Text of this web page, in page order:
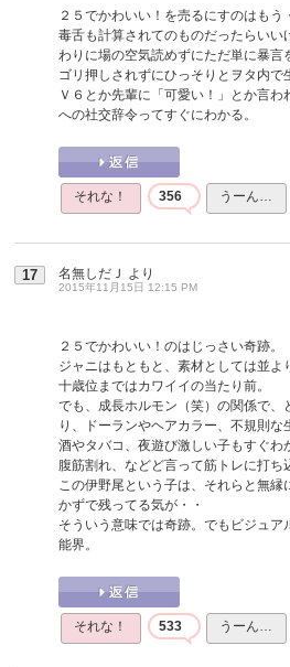
２５でかわいい！を売るにすのはもう
毒舌も計算されてのものだったらいい
わりに場の空気読めずにただ単に暴言
ゴリ押しされずにひっそりとヲタ内で
Ｖ６とか先輩に「可愛い！」とか言
への社交辞令ってすぐにわかる。
それな！ 356 うーん…
17 名無しだＪ より
2015年11月15日 12:15 PM
２５でかわいい！のはじっさい奇跡。
ジャニはもともと、素材としては並
十歳位まではカワイイの当たり前。
でも、成長ホルモン（笑）の関係で、
り、ドーランやヘアカラー、不規則な
酒やタバコ、夜遊び激しい子もすぐわ
腹筋割れ、などど言って筋トレに打ち
この伊野尾という子は、それらと無縁
かずで残ってる気が・・
そういう意味では奇跡。でもビジュ
能界。
それな！ 533 うーん…